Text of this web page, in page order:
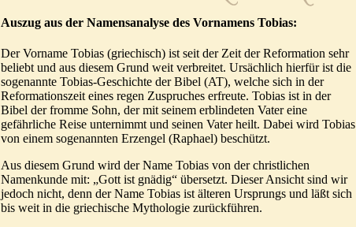
Auszug aus der Namensanalyse des Vornamens Tobias:
Der Vorname Tobias (griechisch) ist seit der Zeit der Reformation sehr
beliebt und aus diesem Grund weit verbreitet. Ursächlich hierfür ist die
sogenannte Tobias-Geschichte der Bibel (AT), welche sich in der
Reformationszeit eines regen Zuspruches erfreute. Tobias ist in der
Bibel der fromme Sohn, der mit seinem erblindeten Vater eine
gefährliche Reise unternimmt und seinen Vater heilt. Dabei wird Tobias
von einem sogenannten Erzengel (Raphael) beschützt.
Aus diesem Grund wird der Name Tobias von der christlichen
Namenkunde mit: „Gott ist gnädig“ übersetzt. Dieser Ansicht sind wir
jedoch nicht, denn der Name Tobias ist älteren Ursprungs und läßt sich
bis weit in die griechische Mythologie zurückführen.